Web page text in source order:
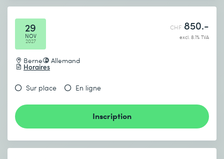
29
NOV
2027
Berne Allemand
Horaires
CHF 850.-
excl. 8.1% TVA
Sur place En ligne
Inscription